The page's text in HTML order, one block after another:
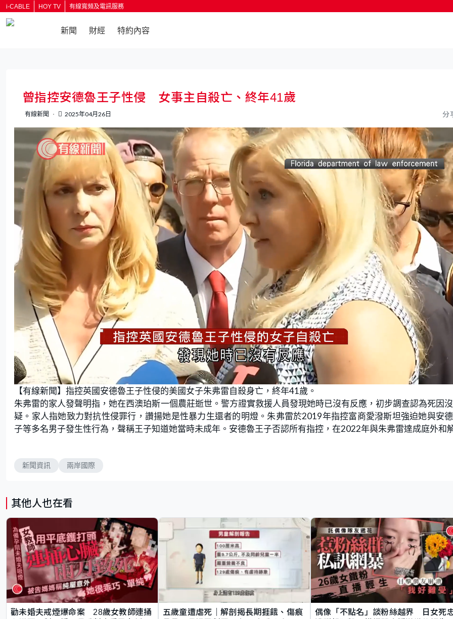
i-CABLE HOY TV 有線寬頻及電訊服務
新聞 財經 特約內容
曾指控安德魯王子性侵 女事主自殺亡、終年41歲
有線新聞 2025年04月26日 分
U
n
m
u
t
e
L
o
a
d
d
:
8
8
6
【有線新聞】指控英國安德魯王子性侵的美國女子朱弗雷自殺身亡，終年41歲。
朱弗雷的家人發聲明指，她在西澳珀斯一個農莊逝世。警方證實救援人員發現她時已沒有反應，初步調查認為死因
疑。家人指她致力對抗性侵罪行，讚揚她是性暴力生還者的明燈。朱弗雷於2019年指控富商愛潑斯坦強迫她與安
子等多名男子發生性行為，聲稱王子知道她當時未成年。安德魯王子否認所有指控，在2022年與朱弗雷達成庭外和
新聞資訊 兩岸國際
其他人也在看
勸未婚夫戒煙爆命案 28歲女教師連捅
五歲童遭虐死｜解剖揭長期捱餓、傷痕
偶像「不點名」談粉絲越界 日女死